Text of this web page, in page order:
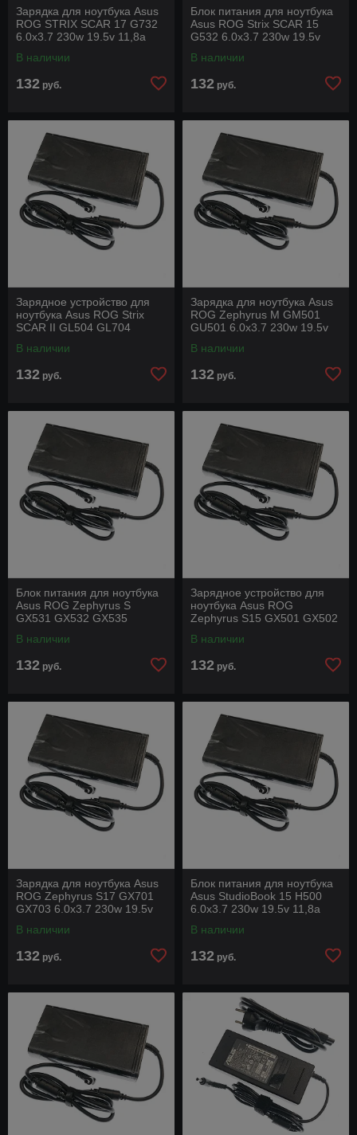
Зарядка для ноутбука Asus
ROG STRIX SCAR 17 G732
6.0x3.7 230w 19.5v 11,8a
кабелем
В наличии
132 руб.
Блок питания для ноутбука
Asus ROG Strix SCAR 15
G532 6.0x3.7 230w 19.5v
силовым кабелем
В наличии
132 руб.
Зарядное устройство для
ноутбука Asus ROG Strix
SCAR II GL504 GL704
под оригинал с
В наличии
132 руб.
Зарядка для ноутбука Asus
ROG Zephyrus M GM501
GU501 6.0x3.7 230w 19.5v
силовым кабелем
В наличии
132 руб.
Блок питания для ноутбука
Asus ROG Zephyrus S
GX531 GX532 GX535
под оригинал с
В наличии
132 руб.
Зарядное устройство для
ноутбука Asus ROG
Zephyrus S15 GX501 GX502
под оригинал с
В наличии
132 руб.
Зарядка для ноутбука Asus
ROG Zephyrus S17 GX701
GX703 6.0x3.7 230w 19.5v
силовым кабелем
В наличии
132 руб.
Блок питания для ноутбука
Asus StudioBook 15 H500
6.0x3.7 230w 19.5v 11,8a
кабелем
В наличии
132 руб.